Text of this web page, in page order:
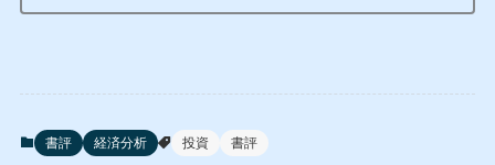
書評 経済分析 投資 書評